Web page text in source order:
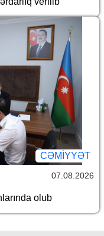
CƏMİYYƏT
07.08.2026
olub